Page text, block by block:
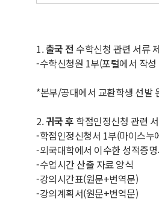
1.출국 전 수학신청 관련 서류
-수학신청원 1부(포털에서 작
*본부/공대에서 교환학생 선발
2.귀국 후 학점인정신청 관련
-학점인정신청서 1부(마이스누
-외국대학에서 이수한 성적증
-수업시간 산출 자료 양식
-강의시간표(원문+번역문)
-강의계획서(원문+번역문)